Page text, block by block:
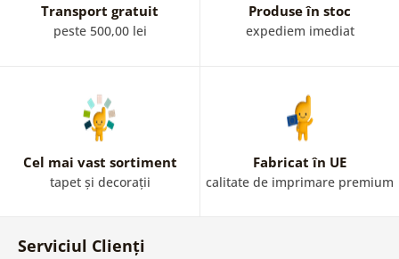
Transport gratuit
peste 500,00 lei
Produse în stoc
expediem imediat
Cel mai vast sortiment
tapet și decorații
Fabricat în UE
calitate de imprimare premium
Serviciul Clienți